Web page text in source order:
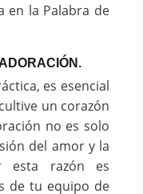
en la Palabra de
es esencial
un corazón
no es solo
del amor y la
esta razón es
de tu equipo de